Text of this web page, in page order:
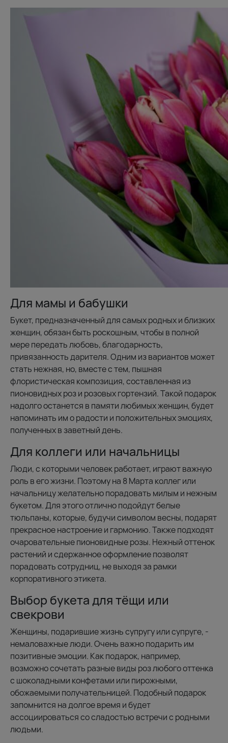
Для мамы и бабушки
Букет, предназначенный для самых родных и близких
женщин, обязан быть роскошным, чтобы в полной
мере передать любовь, благодарность,
привязанность дарителя. Одним из вариантов может
стать нежная, но, вместе с тем, пышная
флористическая композиция, составленная из
пионовидных роз и розовых гортензий. Такой подарок
надолго останется в памяти любимых женщин, будет
напоминать им о радости и положительных эмоциях,
полученных в заветный день.
Для коллеги или начальницы
Люди, с которыми человек работает, играют важную
роль в его жизни. Поэтому на 8 Марта коллег или
начальницу желательно порадовать милым и нежным
букетом. Для этого отлично подойдут белые
тюльпаны, которые, будучи символом весны, подарят
прекрасное настроение и гармонию. Также подходят
очаровательные пионовидные розы. Нежный оттенок
растений и сдержанное оформление позволят
порадовать сотрудниц, не выходя за рамки
корпоративного этикета.
Выбор букета для тёщи или
свекрови
Женщины, подарившие жизнь супругу или супруге, -
немаловажные люди. Очень важно подарить им
позитивные эмоции. Как подарок, например,
возможно сочетать разные виды роз любого оттенка
с шоколадными конфетами или пирожными,
обожаемыми получательницей. Подобный подарок
запомнится на долгое время и будет
ассоциироваться со сладостью встречи с родными
людьми.